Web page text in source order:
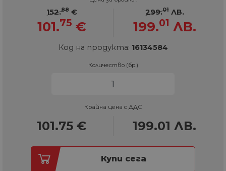
152.88 €
101.75 €
299.01 ЛВ.
199.01 ЛВ.
Код на продукта: 16134584
Количество (бр.)
Крайна цена с ДДС
101.75 € 199.01 ЛВ.
Купи сега